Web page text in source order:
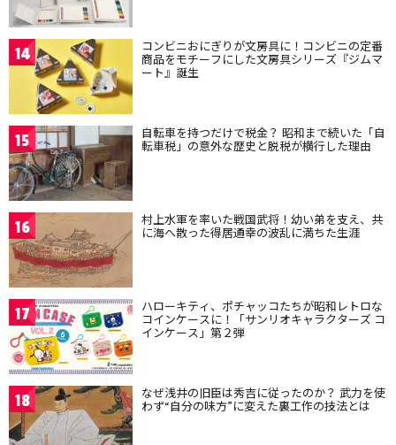
14 コンビニおにぎりが文房具に！コンビニの定番
商品をモチーフにした文房具シリーズ『ジムマ
ート』誕生
15 自転車を持つだけで税金？ 昭和まで続いた「自
転車税」の意外な歴史と脱税が横行した理由
16 村上水軍を率いた戦国武将！幼い弟を支え、共
に海へ散った得居通幸の波乱に満ちた生涯
17 ハローキティ、ポチャッコたちが昭和レトロな
コインケースに！「サンリオキャラクターズ コ
インケース」第２弾
18 なぜ浅井の旧臣は秀吉に従ったのか？ 武力を使
わず“自分の味方”に変えた裏工作の技法とは